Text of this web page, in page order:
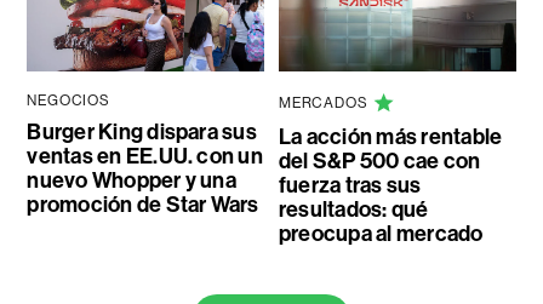
NEGOCIOS
Burger King dispara sus
ventas en EE.UU. con un
nuevo Whopper y una
promoción de Star Wars
MERCADOS
La acción más rentable
del S&P 500 cae con
fuerza tras sus
resultados: qué
preocupa al mercado